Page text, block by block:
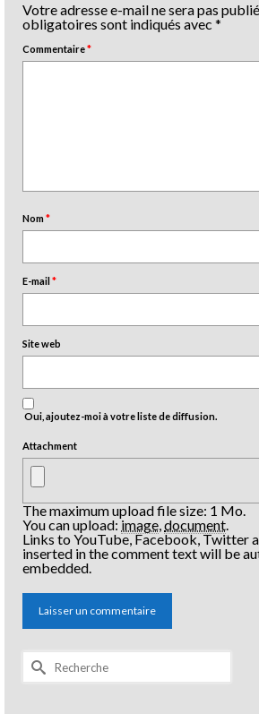
Votre adresse e-mail ne sera pas
obligatoires sont indiqués avec *
Commentaire*
Nom*
E-mail *
Site web
Oui, ajoutez-moi à votre liste de diffusion.
Attachment
The maximum upload file size: 1 Mo.
You can upload:image,document.
Links to YouTube, Facebook, Twitter
inserted in the comment text will be
embedded.
Rechercher :